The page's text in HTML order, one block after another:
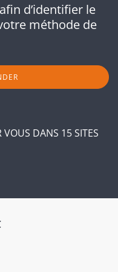
d’identifier le
méthode de
VOUS DANS 15 SITES